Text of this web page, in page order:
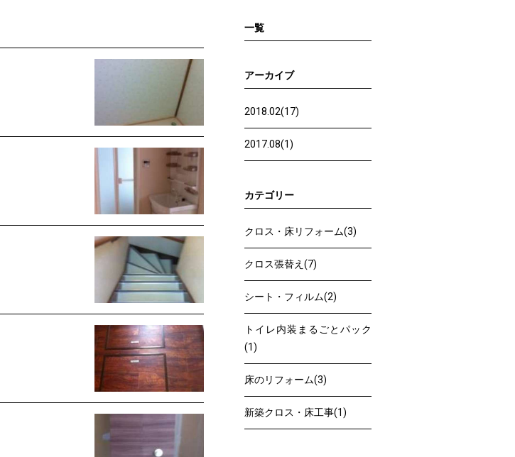
一覧
アーカイブ
2018.02(17)
2017.08(1)
カテゴリー
クロス・床リフォーム(3)
クロス張替え(7)
シート・フィルム(2)
トイレ内装まるごとパック
(1)
床のリフォーム(3)
新築クロス・床工事(1)